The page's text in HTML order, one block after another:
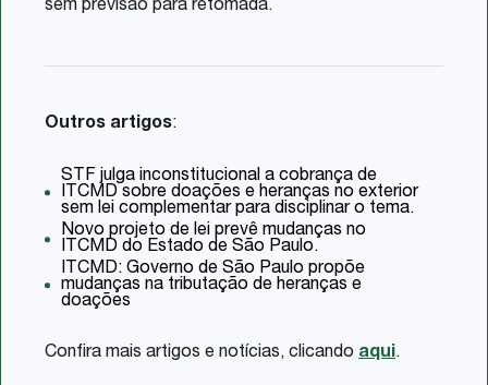
sem previsão para retomada.
Outros artigos:
STF julga inconstitucional a cobrança de
ITCMD sobre doações e heranças no exterior
sem lei complementar para disciplinar o tema.
Novo projeto de lei prevê mudanças no
ITCMD do Estado de São Paulo.
ITCMD: Governo de São Paulo propõe
mudanças na tributação de heranças e
doações
Confira mais artigos e notícias, clicando aqui.